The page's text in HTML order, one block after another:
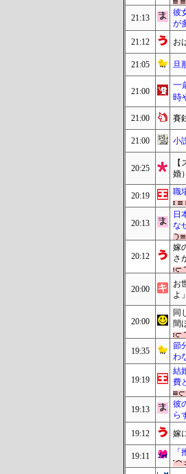
21:13
彼
が
21:12 お
21:05 旦
21:00
一
時
21:00 賽
21:00 小
20:25
婚
20:19 職
20:13
日
な
20:12
嫁
さ
20:00
お
よ
20:00
同
間
19:35
節
わ
19:19
結
費
19:13
彼
ら
19:12 嫁
19:11